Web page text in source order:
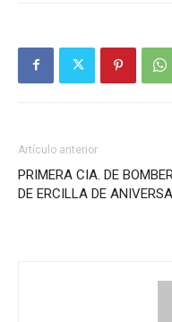
Artículo anterior
PRIMERA CIA. DE
DE ERCILLA DE